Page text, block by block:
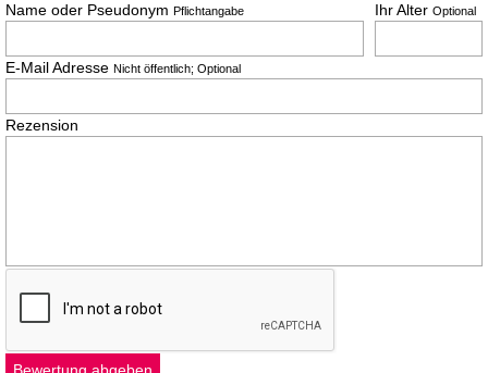
Name oder Pseudonym Pflichtangabe Ihr Alter Optional
E-Mail Adresse Nicht öffentlich; Optional
Rezension